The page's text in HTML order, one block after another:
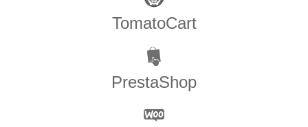
TomatoCart
PrestaShop